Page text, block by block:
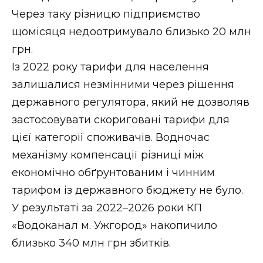
Через таку різницю підприємство
щомісяця недоотримувало близько 20 млн
грн.
Із 2022 року тарифи для населення
залишалися незмінними через рішення
державного регулятора, який не дозволяв
застосовувати скориговані тарифи для
цієї категорії споживачів. Водночас
механізму компенсації різниці між
економічно обґрунтованим і чинним
тарифом із державного бюджету не було.
У результаті за 2022–2026 роки КП
«Водоканал м. Ужгород» накопичило
близько 340 млн грн збитків.